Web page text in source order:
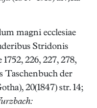
magni ecclesiae
Stridonis
226, 227, 278,
Taschenbuch der
20(1847) str. 14;